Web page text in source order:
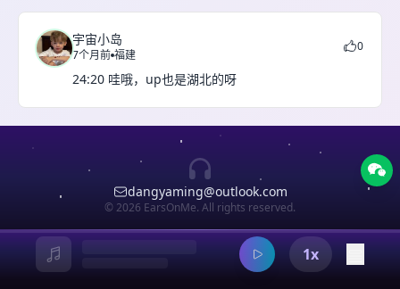
宇宙小岛
7个月前 福建
0
24:20 哇哦，up也是湖北的呀
dangyaming@outlook.com
© 2026 EarsOnMe. All rights reserved.
1x